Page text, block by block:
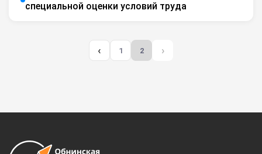
специальной оценки условий труда
‹ 1 2 ›